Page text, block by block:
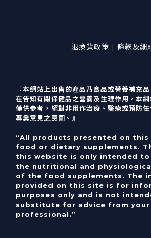
退換貨政策 | 條款及細
『本網站上出售的產品乃食品或營養補充
在告知有關保健品之營養及生理作用。本
僅供參考，絕對非用作治療、醫療或預防
專業意見之意圖。』
“All products presented on this
food or dietary supplements.
this website is only intended
the nutritional and
of the food supplements. The
provided on this site is for
purposes only and is not
substitute for advice from your
professional.”